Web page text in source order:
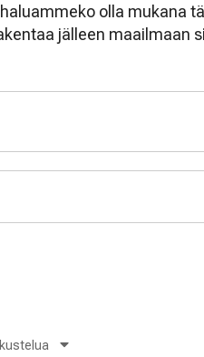
olla mukana
jälleen maailmaan